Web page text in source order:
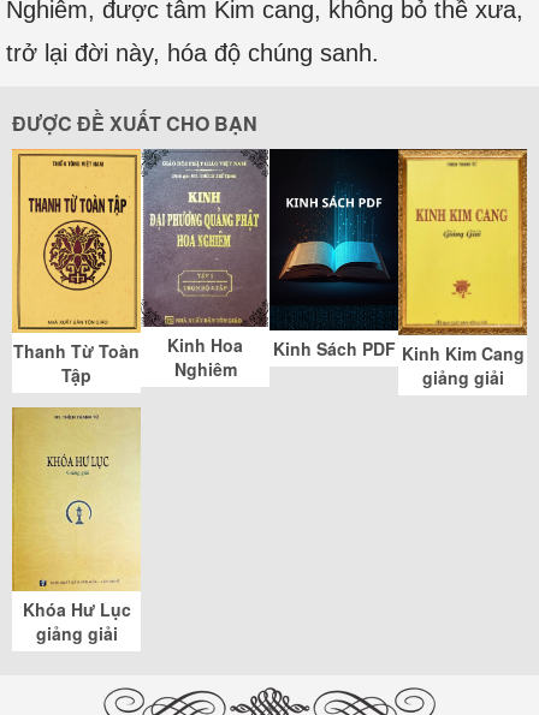
Nghiêm, được tâm Kim cang, không bỏ thề xưa,
trở lại đời này, hóa độ chúng sanh.
ĐƯỢC ĐỀ XUẤT CHO BẠN
Thanh Từ Toàn
Tập
Kinh Hoa
Nghiêm
Kinh Sách PDF Kinh Kim Cang
giảng giải
Khóa Hư Lục
giảng giải